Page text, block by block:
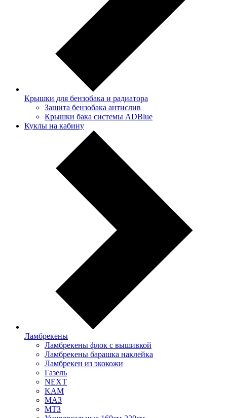
Крышки для бензобака и радиатора
Защита бензобака антислив
Крышки бака системы ADBlue
Куклы на кабину
Ламбрекены
Ламбрекены флок с вышивкой
Ламбрекены барашка наклейка
Ламбрекен из экокожи
Газель
NEXT
KAM
МАЗ
МТЗ